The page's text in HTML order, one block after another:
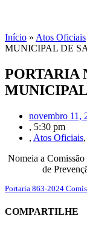
Início » Atos Oficiais
MUNICIPAL DE
PORTARIA
novembro 11,
, 5:30 pm
, Atos Oficiais,
Nomeia a
de
Portaria 863-2024
COMPARTILHE